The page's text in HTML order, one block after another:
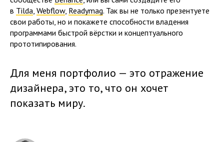
в Tilda Webflow, Readymag. Так вы не только презентуете
свои работы, но и покажете способности владения
программами быстрой вёрстки и концептуального
прототипирования.
Для меня портфолио — это отражение
дизайнера, это то, что он хочет
показать миру.